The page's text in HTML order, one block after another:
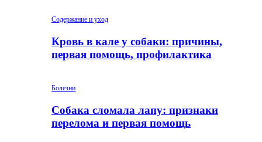
Содержание и уход
Кровь в кале у собаки: причины,
первая помощь, профилактика
Болезни
Собака сломала лапу: признаки
перелома и первая помощь